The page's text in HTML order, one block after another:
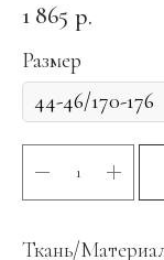
1 865 р.
Размер
Ткань/